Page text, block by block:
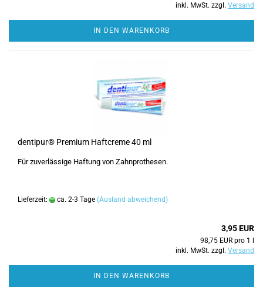
inkl. MwSt. zzgl. Versand
IN DEN WARENKORB
dentipur® Premium Haftcreme 40 ml
Für zuverlässige Haftung von Zahnprothesen.
Lieferzeit: ca. 2-3 Tage (Ausland abweichend)
3,95 EUR
98,75 EUR pro 1 l
inkl. MwSt. zzgl. Versand
IN DEN WARENKORB